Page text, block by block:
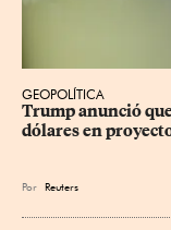
GEOPOLÍTICA
Trump anunció
dólares en
Por Reuters